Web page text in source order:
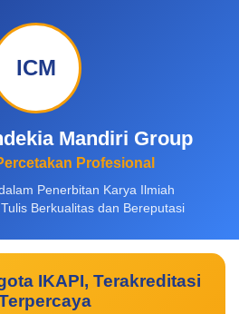
ICM
Mandiri Group
Profesional
Penerbitan Karya Ilmiah
Berkualitas dan Bereputasi
IKAPI, Terakreditasi